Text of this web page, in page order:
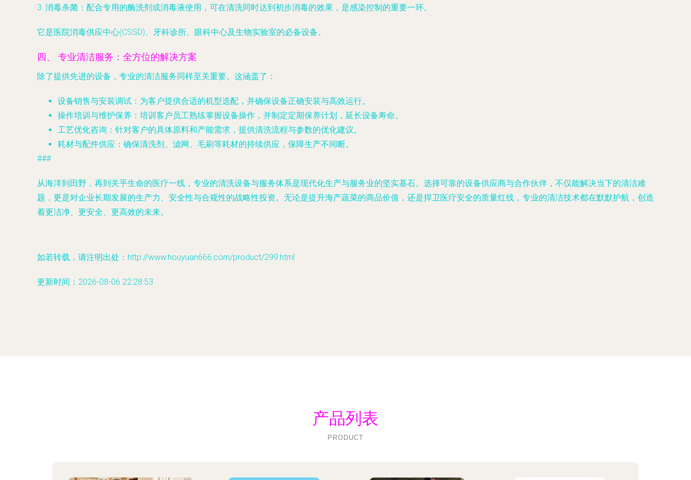
3. 消毒杀菌 ：配合专用的酶洗剂或消毒液使用，可在清洗同时达到初步消毒的效果，是感染控制的重要一环。
它是医院消毒供应中心(CSSD)、牙科诊所、眼科中心及生物实验室的必备设备。
四、 专业清洁服务：全方位的解决方案
除了提供先进的设备，专业的清洁服务同样至关重要。这涵盖了：
设备销售与安装调试 ：为客户提供合适的机型选配，并确保设备正确安装与高效运行。
操作培训与维护保养 ：培训客户员工熟练掌握设备操作，并制定定期保养计划，延长设备寿命。
工艺优化咨询 ：针对客户的具体原料和产能需求，提供清洗流程与参数的优化建议。
耗材与配件供应 ：确保清洗剂、滤网、毛刷等耗材的持续供应，保障生产不间断。
###
从海洋到田野，再到关乎生命的医疗一线，专业的清洗设备与服务体系是现代化生产与服务业的坚实基石。选择可靠的设备供应商与合作伙伴，不仅能解决当下的清洁难
题，更是对企业长期发展的生产力、安全性与合规性的战略性投资。无论是提升海产蔬菜的商品价值，还是捍卫医疗安全的质量红线，专业的清洁技术都在默默护航，创造
着更洁净、更安全、更高效的未来。
如若转载，请注明出处：http://www.houyuan666.com/product/299.html
更新时间：2026-08-06 22:28:53
产品列表
PRODUCT